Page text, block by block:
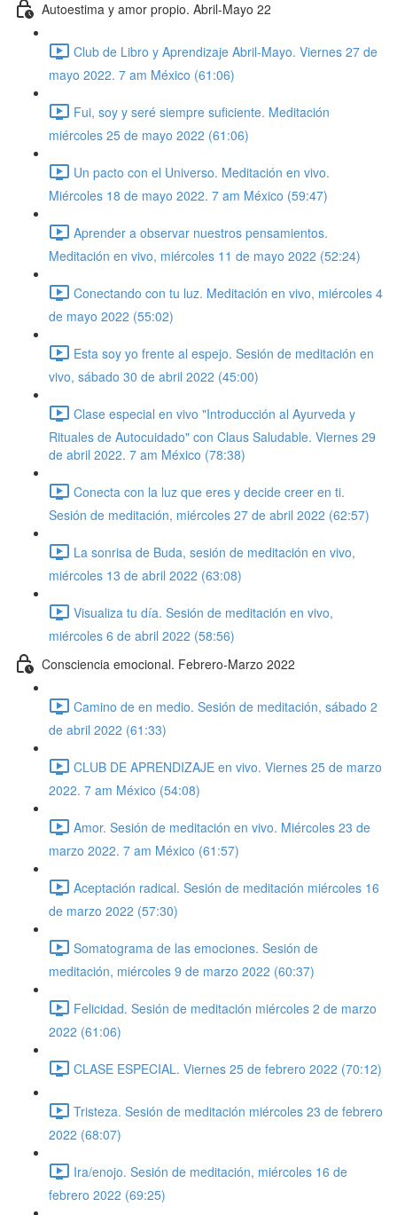
Autoestima y amor propio. Abril-Mayo 22
Club de Libro y Aprendizaje Abril-Mayo. Viernes 27 de
mayo 2022. 7 am México (61:06)
Fui, soy y seré siempre suficiente. Meditación
miércoles 25 de mayo 2022 (61:06)
Un pacto con el Universo. Meditación en vivo.
Miércoles 18 de mayo 2022. 7 am México (59:47)
Aprender a observar nuestros pensamientos.
Meditación en vivo, miércoles 11 de mayo 2022 (52:24)
Conectando con tu luz. Meditación en vivo, miércoles 4
de mayo 2022 (55:02)
Esta soy yo frente al espejo. Sesión de meditación en
vivo, sábado 30 de abril 2022 (45:00)
Clase especial en vivo "Introducción al Ayurveda y
Rituales de Autocuidado" con Claus Saludable. Viernes 29
de abril 2022. 7 am México (78:38)
Conecta con la luz que eres y decide creer en ti.
Sesión de meditación, miércoles 27 de abril 2022 (62:57)
La sonrisa de Buda, sesión de meditación en vivo,
miércoles 13 de abril 2022 (63:08)
Visualiza tu día. Sesión de meditación en vivo,
miércoles 6 de abril 2022 (58:56)
Consciencia emocional. Febrero-Marzo 2022
Camino de en medio. Sesión de meditación, sábado 2
de abril 2022 (61:33)
CLUB DE APRENDIZAJE en vivo. Viernes 25 de marzo
2022. 7 am México (54:08)
Amor. Sesión de meditación en vivo. Miércoles 23 de
marzo 2022. 7 am México (61:57)
Aceptación radical. Sesión de meditación miércoles 16
de marzo 2022 (57:30)
Somatograma de las emociones. Sesión de
meditación, miércoles 9 de marzo 2022 (60:37)
Felicidad. Sesión de meditación miércoles 2 de marzo
2022 (61:06)
CLASE ESPECIAL. Viernes 25 de febrero 2022 (70:12)
Tristeza. Sesión de meditación miércoles 23 de febrero
2022 (68:07)
Ira/enojo. Sesión de meditación, miércoles 16 de
febrero 2022 (69:25)